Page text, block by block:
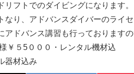
リフトでのダイビングになります。
なり、アドバンスダイバーのライ
アドバンス講習も行っております
￥５5０００・レンタル機材込
器材込み